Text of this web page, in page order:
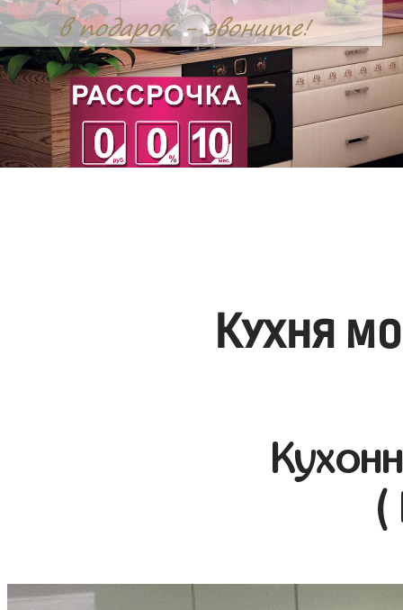
Кухня
(